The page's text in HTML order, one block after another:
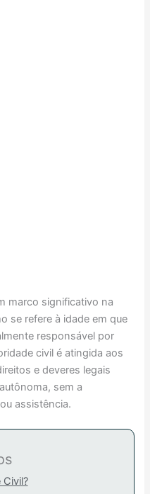
marco significativo na
se refere à idade em que
responsável por
civil é atingida aos
e deveres legais
sem a
assistência.
Civil?